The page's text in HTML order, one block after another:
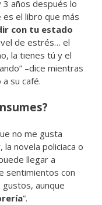
años después lo
el libro que más
con tu estado
de estrés… el
la tienes tú y el
–dice mientras
su café.
no me gusta
novela policiaca o
llegar a
sentimientos con
aunque
”.